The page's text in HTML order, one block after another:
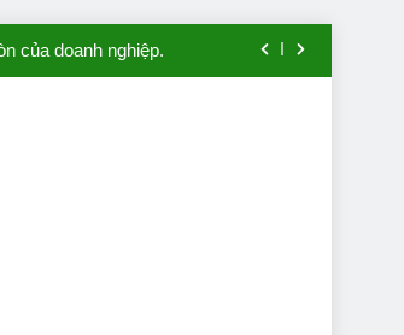
của doanh nghiệp.
rẻ số # 1 Việt Nam
Hành Cùng Doanh
của doanh nghiệp.